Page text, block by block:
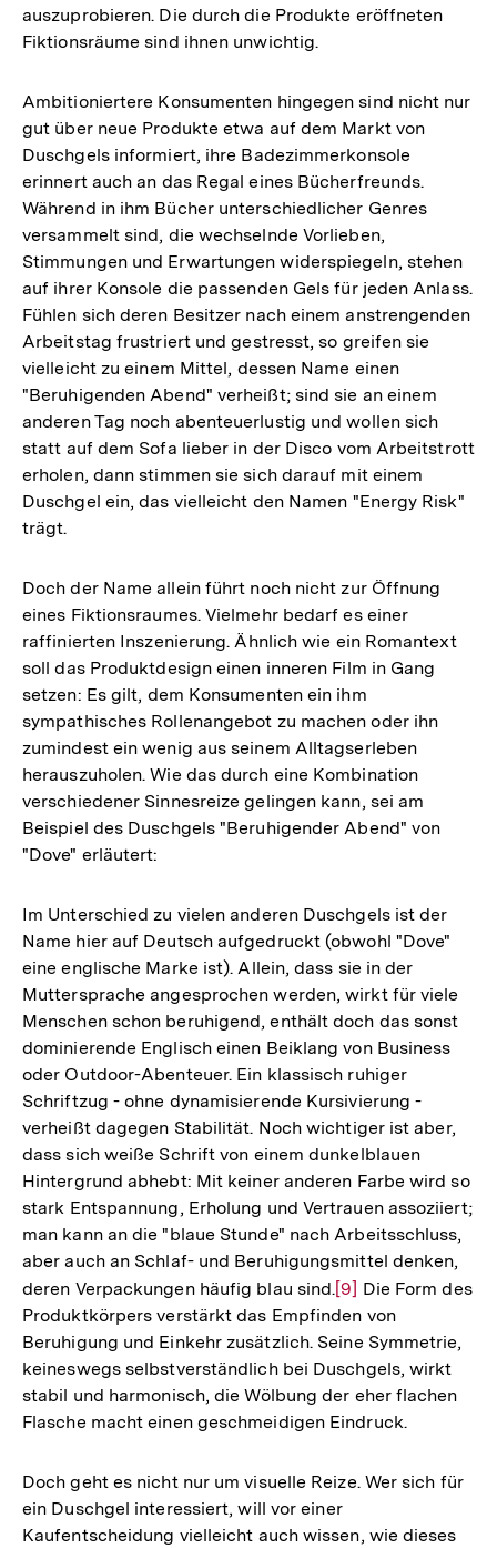
auszuprobieren. Die durch die Produkte eröffneten
Fiktionsräume sind ihnen unwichtig.
Ambitioniertere Konsumenten hingegen sind nicht nur
gut über neue Produkte etwa auf dem Markt von
Duschgels informiert, ihre Badezimmerkonsole
erinnert auch an das Regal eines Bücherfreunds.
Während in ihm Bücher unterschiedlicher Genres
versammelt sind, die wechselnde Vorlieben,
Stimmungen und Erwartungen widerspiegeln, stehen
auf ihrer Konsole die passenden Gels für jeden Anlass.
Fühlen sich deren Besitzer nach einem anstrengenden
Arbeitstag frustriert und gestresst, so greifen sie
vielleicht zu einem Mittel, dessen Name einen
"Beruhigenden Abend" verheißt; sind sie an einem
anderen Tag noch abenteuerlustig und wollen sich
statt auf dem Sofa lieber in der Disco vom Arbeitstrott
erholen, dann stimmen sie sich darauf mit einem
Duschgel ein, das vielleicht den Namen "Energy Risk"
trägt.
Doch der Name allein führt noch nicht zur Öffnung
eines Fiktionsraumes. Vielmehr bedarf es einer
raffinierten Inszenierung. Ähnlich wie ein Romantext
soll das Produktdesign einen inneren Film in Gang
setzen: Es gilt, dem Konsumenten ein ihm
sympathisches Rollenangebot zu machen oder ihn
zumindest ein wenig aus seinem Alltagserleben
herauszuholen. Wie das durch eine Kombination
verschiedener Sinnesreize gelingen kann, sei am
Beispiel des Duschgels "Beruhigender Abend" von
"Dove" erläutert:
Im Unterschied zu vielen anderen Duschgels ist der
Name hier auf Deutsch aufgedruckt (obwohl "Dove"
eine englische Marke ist). Allein, dass sie in der
Muttersprache angesprochen werden, wirkt für viele
Menschen schon beruhigend, enthält doch das sonst
dominierende Englisch einen Beiklang von Business
oder Outdoor-Abenteuer. Ein klassisch ruhiger
Schriftzug - ohne dynamisierende Kursivierung -
verheißt dagegen Stabilität. Noch wichtiger ist aber,
dass sich weiße Schrift von einem dunkelblauen
Hintergrund abhebt: Mit keiner anderen Farbe wird so
stark Entspannung, Erholung und Vertrauen assoziiert;
man kann an die "blaue Stunde" nach Arbeitsschluss,
aber auch an Schlaf- und Beruhigungsmittel denken,
deren Verpackungen häufig blau sind.Zur
Auflösung
der
Fußnote
[9] Die Form des
Produktkörpers verstärkt das Empfinden von
Beruhigung und Einkehr zusätzlich. Seine Symmetrie,
keineswegs selbstverständlich bei Duschgels, wirkt
stabil und harmonisch, die Wölbung der eher flachen
Flasche macht einen geschmeidigen Eindruck.
Doch geht es nicht nur um visuelle Reize. Wer sich für
ein Duschgel interessiert, will vor einer
Kaufentscheidung vielleicht auch wissen, wie dieses